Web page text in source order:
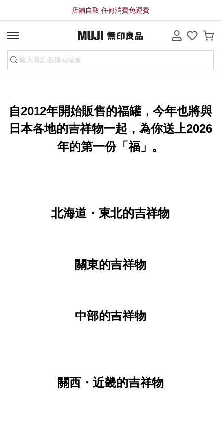
店舖自取 任何消費免運費
自2012年開始販售的福罐，今年也將與
日本各地的吉祥物一起，為你送上2026
年的第一份「福」。
北海道・東北的吉祥物
關東的吉祥物
中部的吉祥物
關西・近畿的吉祥物